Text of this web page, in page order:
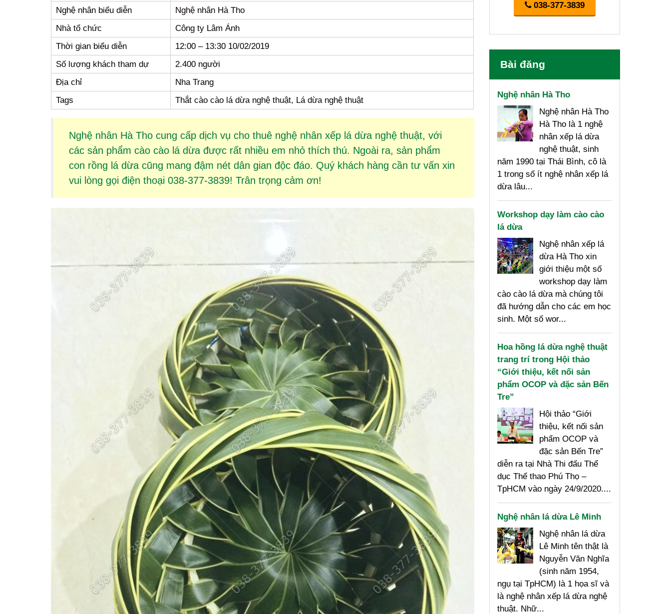
Nghệ nhân biểu diễn
Nghệ nhân Hà Tho
Nhà tổ chức
Công ty Lâm Ánh
Thời gian biểu diễn
12:00 – 13:30 10/02/2019
Số lượng khách tham dự
2.400 người
Địa chỉ
Nha Trang
Tags
Thắt cào cào lá dừa nghệ thuật, Lá dừa nghệ thuật
Nghệ nhân Hà Tho cung cấp dịch vụ cho thuê nghệ nhân xếp lá dừanghệ thuật, với
các sản phẩm cào cào lá dừađược rất nhiều em nhỏ thích thú. Ngoài ra, sản phẩm
con rồng lá dừacũng mang đậm nét dân gian độc đáo. Quý khách hàng cần tư vấn xin
vui lòng gọi điện thoại 038-377-3839! Trân trọng cảm ơn!
038-377-3839
Bài đăng
Nghệ nhân Hà Tho
Nghệ nhân Hà Tho
Hà Tho là 1 nghệ
nhân xếp lá dừa
nghệ thuật, sinh
năm 1990 tại Thái Bình, cô là
1 trong số ít nghệ nhân xếp lá
dừa lâu...
Workshop dạy làm cào cào
lá dừa
Nghệ nhân xếp lá
dừa Hà Tho xin
giới thiệu một số
workshop dạy làm
cào cào lá dừa mà chúng tôi
đã hướng dẫn cho các em học
sinh. Một số wor...
Hoa hồng lá dừa nghệ thuật
trang trí trong Hội thảo
“Giới thiệu, kết nối sản
phẩm OCOP và đặc sản Bến
Tre”
Hội thảo “Giới
thiệu, kết nối sản
phẩm OCOP và
đặc sản Bến Tre”
diễn ra tại Nhà Thi đấu Thể
dục Thể thao Phú Thọ –
TpHCM vào ngày 24/9/2020....
Nghệ nhân lá dừa Lê Minh
Nghệ nhân lá dừa
Lê Minh tên thật là
Nguyễn Văn Nghĩa
(sinh năm 1954,
ngụ tại TpHCM) là 1 họa sĩ và
là nghệ nhân xếp lá dừa nghệ
thuật. Nhữ...